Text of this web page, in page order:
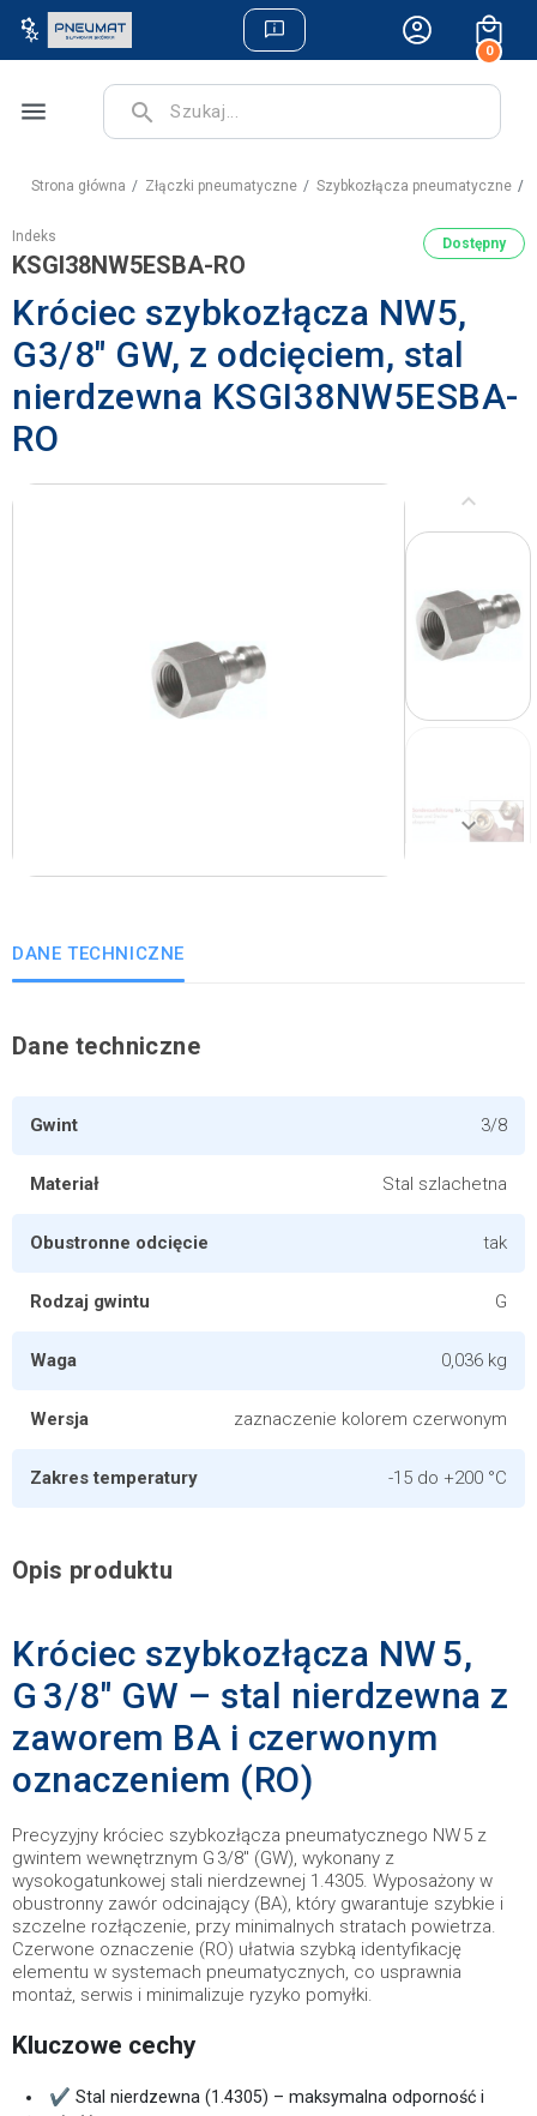
0
menu search
Strona główna Złączki pneumatyczne Szybkozłącza pneumatyczne
Indeks
KSGI38NW5ESBA-RO
Dostępny
Króciec szybkozłącza NW5,
G3/8" GW, z odcięciem, stal
nierdzewna KSGI38NW5ESBA-
RO
Poprzednikeyboard_arrow_left
keyboard_arrow_right
DANE TECHNICZNE
Dane techniczne
Gwint 3/8
Materiał Stal szlachetna
Obustronne odcięcie tak
Rodzaj gwintu G
Waga 0,036 kg
Wersja zaznaczenie kolorem czerwonym
Zakres temperatury -15 do +200 °C
Opis produktu
Króciec szybkozłącza NW 5,
G 3/8″ GW – stal nierdzewna z
zaworem BA i czerwonym
oznaczeniem (RO)
Precyzyjny króciec szybkozłącza pneumatycznego NW 5 z
gwintem wewnętrznym G 3/8″ (GW), wykonany z
wysokogatunkowej stali nierdzewnej 1.4305. Wyposażony w
obustronny zawór odcinający (BA), który gwarantuje szybkie i
szczelne rozłączenie, przy minimalnych stratach powietrza.
Czerwone oznaczenie (RO) ułatwia szybką identyfikację
elementu w systemach pneumatycznych, co usprawnia
montaż, serwis i minimalizuje ryzyko pomyłki.
Kluczowe cechy
✔ Stal nierdzewna (1.4305) – maksymalna odporność i